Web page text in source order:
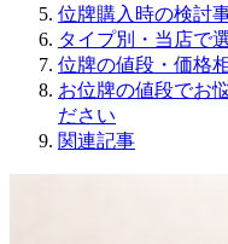
位牌購入時の検討
タイプ別・当店で
位牌の値段・価格
お位牌の値段でお
ださい
関連記事